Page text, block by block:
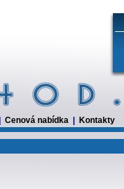
Cenová nabídka Kontakty